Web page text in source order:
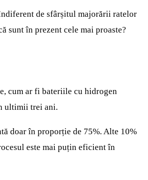
de sfârșitul majorării ratelor
sunt în prezent cele mai proaste?
cum ar fi bateriile cu hidrogen
ultimii trei ani.
doar în proporție de 75%. Alte 10%
este mai puțin eficient în